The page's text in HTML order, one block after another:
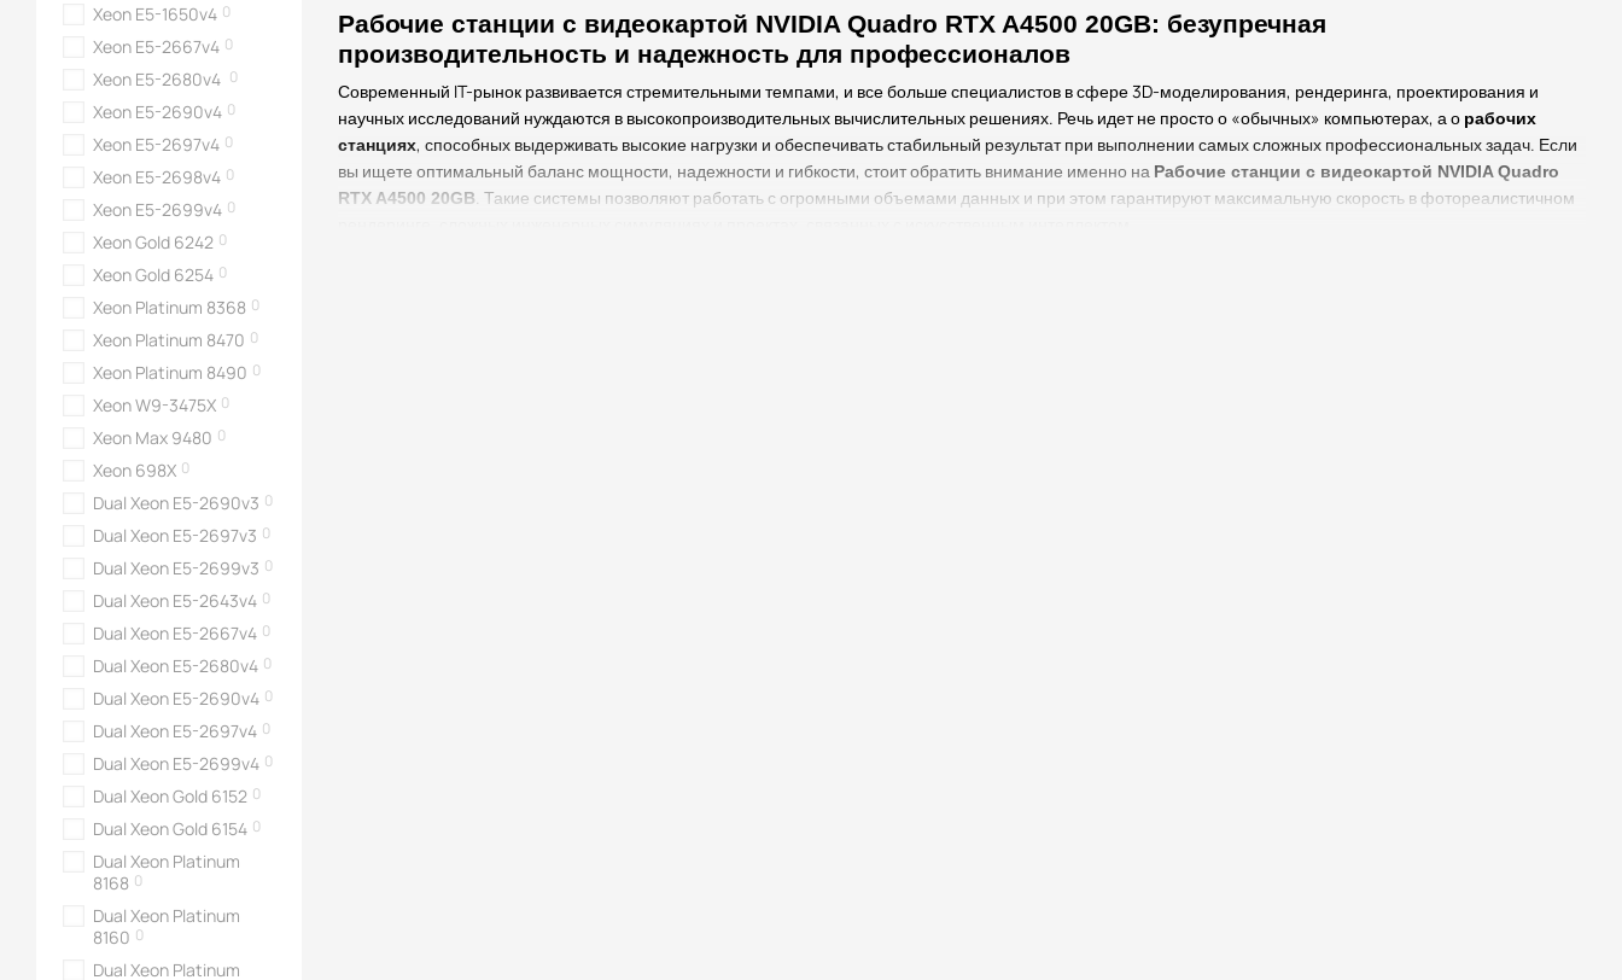
Рабочие станции с видеокартой NVIDIA Quadro RTX A4500 20GB: безупречная
производительность и надежность для профессионалов
Современный IT-рынок развивается стремительными темпами, и все больше специалистов в сфере 3D-моделирования, рендеринга, проектирования и
научных исследований нуждаются в высокопроизводительных вычислительных решениях. Речь идет не просто о «обычных» компьютерах, а о рабочих
станциях, способных выдерживать высокие нагрузки и обеспечивать стабильный результат при выполнении самых сложных профессиональных задач. Если
вы ищете оптимальный баланс мощности, надежности и гибкости, стоит обратить внимание именно на Рабочие станции с видеокартой NVIDIA Quadro
RTX A4500 20GB. Такие системы позволяют работать с огромными объемами данных и при этом гарантируют максимальную скорость в фотореалистичном
Xeon E5-1650v4 0
Xeon E5-2667v4 0
Xeon E5-2680v4 0
Xeon E5-2690v4 0
Xeon E5-2697v4 0
Xeon E5-2698v4 0
Xeon E5-2699v4 0
Xeon Gold 6242 0
Xeon Gold 6254 0
Xeon Platinum 8368 0
Xeon Platinum 8470 0
Xeon Platinum 8490 0
Xeon W9-3475X 0
Xeon Max 9480 0
Xeon 698X 0
Dual Xeon E5-2690v3 0
Dual Xeon E5-2697v3 0
Dual Xeon E5-2699v3 0
Dual Xeon E5-2643v4 0
Dual Xeon E5-2667v4 0
Dual Xeon E5-2680v4 0
Dual Xeon E5-2690v4 0
Dual Xeon E5-2697v4 0
Dual Xeon E5-2699v4 0
Dual Xeon Gold 6152 0
Dual Xeon Gold 6154 0
Dual Xeon Platinum
8168 0
Dual Xeon Platinum
8160 0
Dual Xeon Platinum